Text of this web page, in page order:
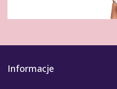
Informacje